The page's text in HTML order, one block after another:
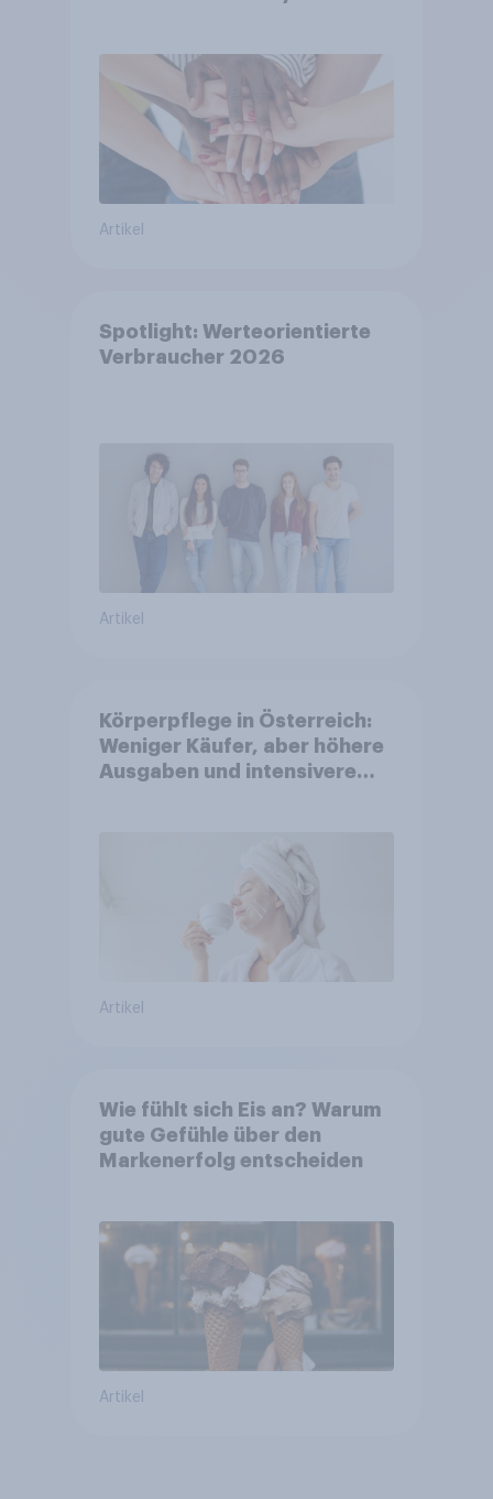
Artikel
Spotlight: Werteorientierte
Verbraucher 2026
Artikel
Körperpflege in Österreich:
Weniger Käufer, aber höhere
Ausgaben und intensivere
Artikel
Wie fühlt sich Eis an? Warum
gute Gefühle über den
Markenerfolg entscheiden
Artikel